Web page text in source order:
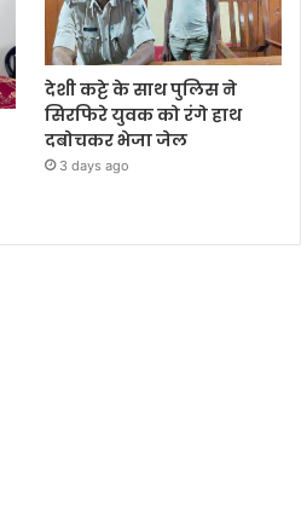
देशी कट्टे के साथ पुलिस ने
सिरफिरे युवक को रंगे हाथ
दबोचकर भेजा जेल
3 days ago